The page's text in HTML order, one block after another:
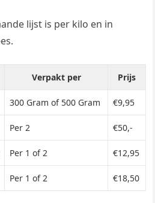
lijst is per kilo en in
Verpakt per Prijs
300 Gram of 500 Gram €9,95
Per 2 €50,-
Per 1 of 2 €12,95
Per 1 of 2 €18,50